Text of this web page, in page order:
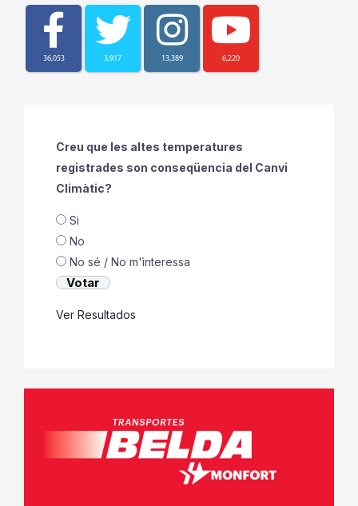
36,053 3,917 13,389 6,220
Creu que les altes temperatures
registrades son conseqüencia del Canvi
Climàtic?
Si
No
No sé / No m'ìnteressa
Ver Resultados